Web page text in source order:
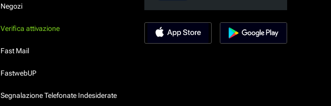
Negozi
Verifica attivazione
Fast Mail
FastwebUP
Segnalazione Telefonate Indesiderate